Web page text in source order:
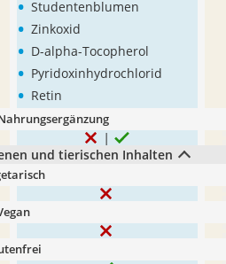
• Studentenblumen
• Zinkoxid
• D-alpha-Tocopherol
• Pyridoxinhydrochlorid
• Retin
und tierischen Inhalten